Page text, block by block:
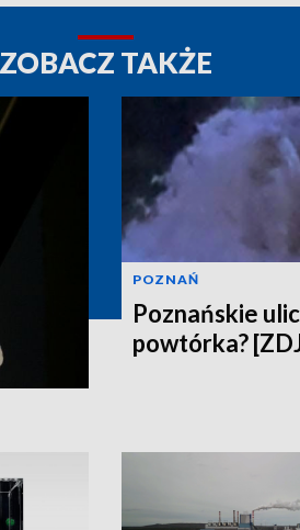
ZOBACZ TAKŻE
POZNAŃ
Poznańskie
powtórka?